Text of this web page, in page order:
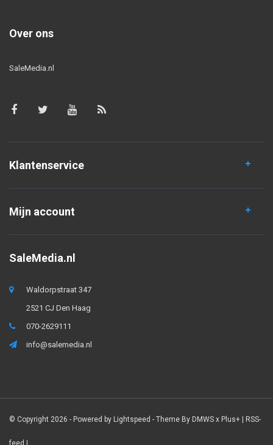
Over ons
SaleMedia.nl
Klantenservice
Mijn account
SaleMedia.nl
Waldorpstraat 347
2521 CJ Den Haag
070-2629111
info@salemedia.nl
© Copyright 2026 - Powered by Lightspeed - Theme By DMWS x Plus+ | RSS-
feed |